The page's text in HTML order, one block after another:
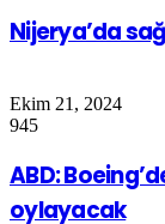
Nijerya’da
Ekim 21, 2024
945
ABD:
oylayacak